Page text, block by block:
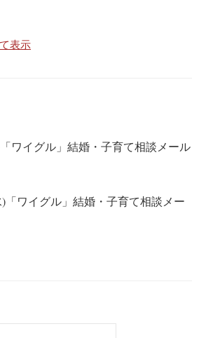
表示
ワイグル」結婚・子育て相談メール
「ワイグル」結婚・子育て相談メー